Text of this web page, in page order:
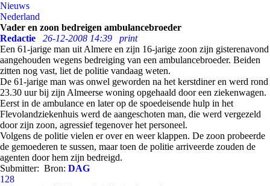
Nieuws
Nederland
Vader en zoon bedreigen ambulancebroeder
Redactie
26-12-2008 14:39
print
Een 61-jarige man uit Almere en zijn 16-jarige zoon zijn gisterenavond
aangehouden wegens bedreiging van een ambulancebroeder. Beiden
zitten nog vast, liet de politie vandaag weten.
De 61-jarige man was onwel geworden na het kerstdiner en werd rond
23.30 uur bij zijn Almeerse woning opgehaald door een ziekenwagen.
Eerst in de ambulance en later op de spoedeisende hulp in het
Flevolandziekenhuis werd de aangeschoten man, die werd vergezeld
door zijn zoon, agressief tegenover het personeel.
Volgens de politie vielen er over en weer klappen. De zoon probeerde
de gemoederen te sussen, maar toen de politie arriveerde zouden de
agenten door hem zijn bedreigd.
Submitter: Bron: DAG
128